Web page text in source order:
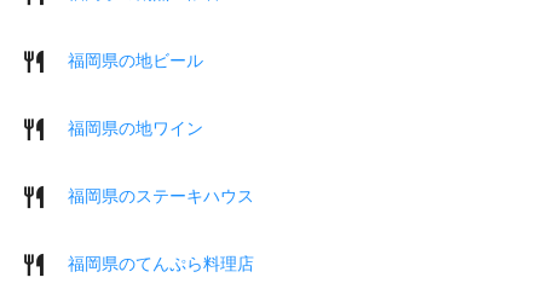
福岡県の地ビール
福岡県の地ワイン
福岡県のステーキハウス
福岡県のてんぷら料理店